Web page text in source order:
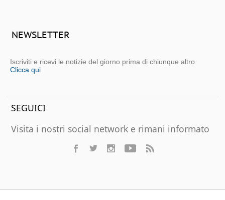
NEWSLETTER
Iscriviti e ricevi le notizie del giorno prima di chiunque altro
Clicca qui
SEGUICI
Visita i nostri social network e rimani informato